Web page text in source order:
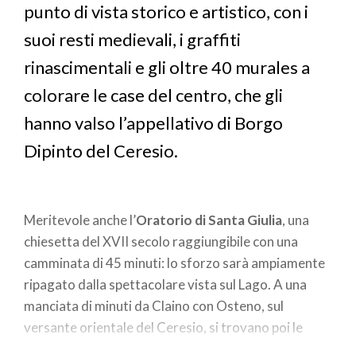
punto di vista storico e artistico, con i
suoi resti medievali, i graffiti
rinascimentali e gli oltre 40 murales a
colorare le case del centro, che gli
hanno valso l’appellativo di Borgo
Dipinto del Ceresio.
Meritevole anche l’Oratorio di Santa Giulia, una
chiesetta del XVII secolo raggiungibile con una
camminata di 45 minuti: lo sforzo sarà ampiamente
ripagato dalla spettacolare vista sul Lago. A una
manciata di minuti da Claino con Osteno, sul
versante orientale del Ceresio, si trovano poi le